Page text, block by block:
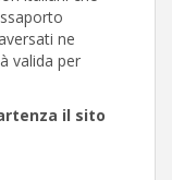
ne
valida per
il sito